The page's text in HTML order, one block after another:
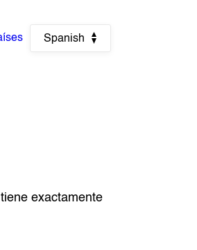
Spanish
exactamente